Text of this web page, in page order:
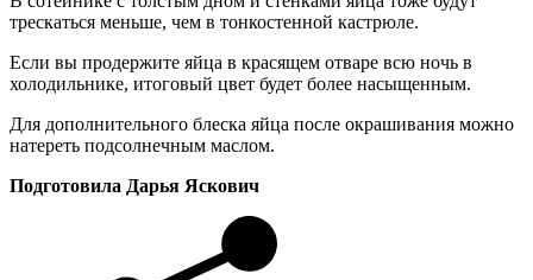
трескаться меньше, чем в тонкостенной кастрюле.
Если вы продержите яйца в красящем отваре всю ночь в
холодильнике, итоговый цвет будет более насыщенным.
Для дополнительного блеска яйца после окрашивания можно
натереть подсолнечным маслом.
Подготовила Дарья Яскович